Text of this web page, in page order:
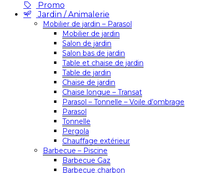
Promo
Jardin / Animalerie
Mobilier de jardin – Parasol
Mobilier de jardin
Salon de jardin
Salon bas de jardin
Table et chaise de jardin
Table de jardin
Chaise de jardin
Chaise longue – Transat
Parasol – Tonnelle – Voile d’ombrage
Parasol
Tonnelle
Pergola
Chauffage extérieur
Barbecue – Piscine
Barbecue Gaz
Barbecue charbon